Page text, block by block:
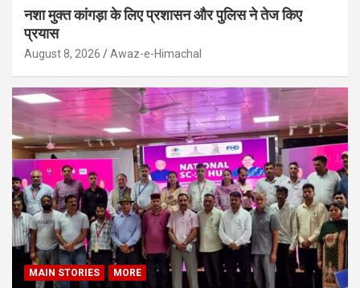
नशा मुक्त कांगड़ा के लिए प्रशासन और पुलिस ने तेज किए
प्रयास
August 8, 2026 Awaz-e-Himachal
MAIN STORIES MORE